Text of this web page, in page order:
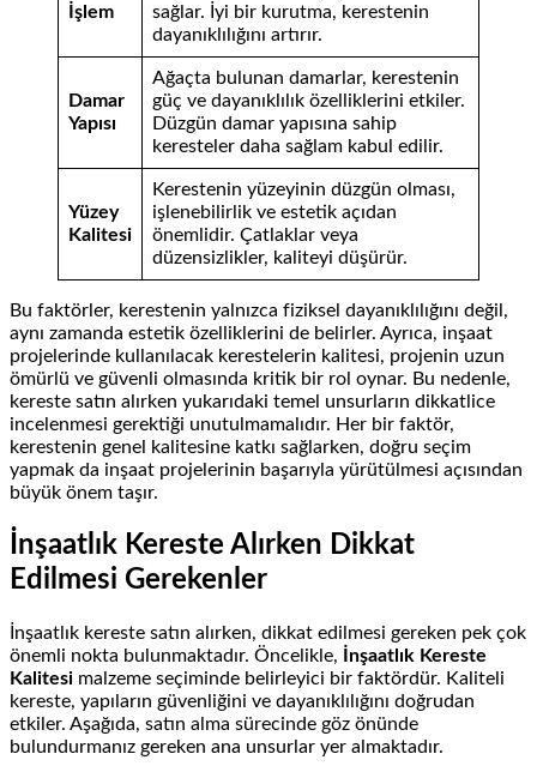
İşlem
sağlar. İyi bir kurutma, kerestenin
dayanıklılığını artırır.
Damar
Yapısı
Ağaçta bulunan damarlar, kerestenin
güç ve dayanıklılık özelliklerini etkiler.
Düzgün damar yapısına sahip
keresteler daha sağlam kabul edilir.
Yüzey
Kalitesi
Kerestenin yüzeyinin düzgün olması,
işlenebilirlik ve estetik açıdan
önemlidir. Çatlaklar veya
düzensizlikler, kaliteyi düşürür.
Bu faktörler, kerestenin yalnızca fiziksel dayanıklılığını değil,
aynı zamanda estetik özelliklerini de belirler. Ayrıca, inşaat
projelerinde kullanılacak kerestelerin kalitesi, projenin uzun
ömürlü ve güvenli olmasında kritik bir rol oynar. Bu nedenle,
kereste satın alırken yukarıdaki temel unsurların dikkatlice
incelenmesi gerektiği unutulmamalıdır. Her bir faktör,
kerestenin genel kalitesine katkı sağlarken, doğru seçim
yapmak da inşaat projelerinin başarıyla yürütülmesi açısından
büyük önem taşır.
İnşaatlık Kereste Alırken Dikkat
Edilmesi Gerekenler
İnşaatlık kereste satın alırken, dikkat edilmesi gereken pek çok
önemli nokta bulunmaktadır. Öncelikle,
İnşaatlık Kereste
Kalitesi malzeme seçiminde belirleyici bir faktördür. Kaliteli
kereste, yapıların güvenliğini ve dayanıklılığını doğrudan
etkiler. Aşağıda, satın alma sürecinde göz önünde
bulundurmanız gereken ana unsurlar yer almaktadır.